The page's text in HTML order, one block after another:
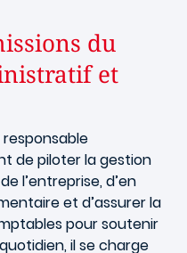
du
et
responsable
de piloter la gestion
l’entreprise, d’en
et d’assurer la
pour soutenir
il se charge